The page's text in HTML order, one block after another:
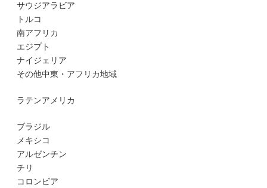
サウジアラビア
トルコ
南アフリカ
エジプト
ナイジェリア
その他中東・アフリカ地域
ラテンアメリカ
ブラジル
メキシコ
アルゼンチン
チリ
コロンビア